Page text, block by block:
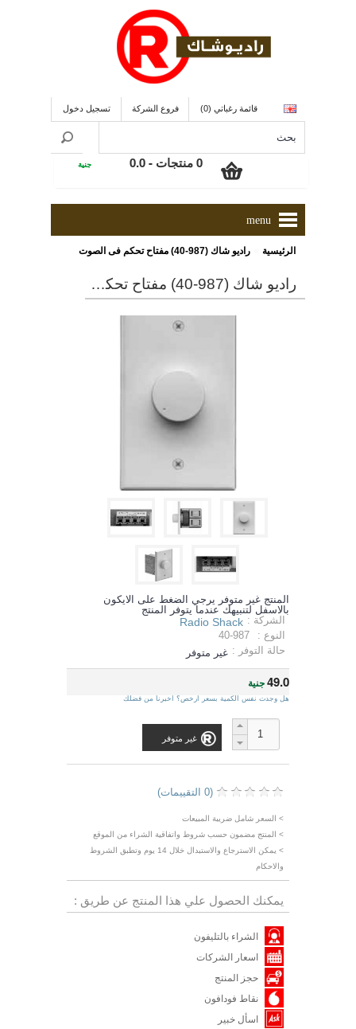
قائمة رغباتي (0) فروع الشركة تسجيل دخول
0 منتجات - 0.0 جنية
menu
الرئيسية راديو شاك (987-40) مفتاح تحكم فى الصوت
راديو شاك (987-40) مفتاح تحكم فى الصوت
المنتج غير متوفر يرجي الضغط على الايكون
بالاسفل لتنبيهك عندما يتوفر المنتج
الشركة : Radio Shack
النوع :
40-987
حالة التوفر : غير متوفر
49.0جنية
هل وجدت نفس الكمية بسعر ارخص؟ اخبرنا من فضلك
غير متوفر
(0 التقييمات)
> السعر شامل ضريبة المبيعات
> المنتج مضمون حسب شروط واتفاقية الشراء من الموقع
> يمكن الاسترجاع والاستبدال خلال 14 يوم وتطبق الشروط
والاحكام
يمكنك الحصول علي هذا المنتج عن طريق :
الشراء بالتليفون
اسعار الشركات
حجز المنتج
نقاط فودافون
اسأل خبير